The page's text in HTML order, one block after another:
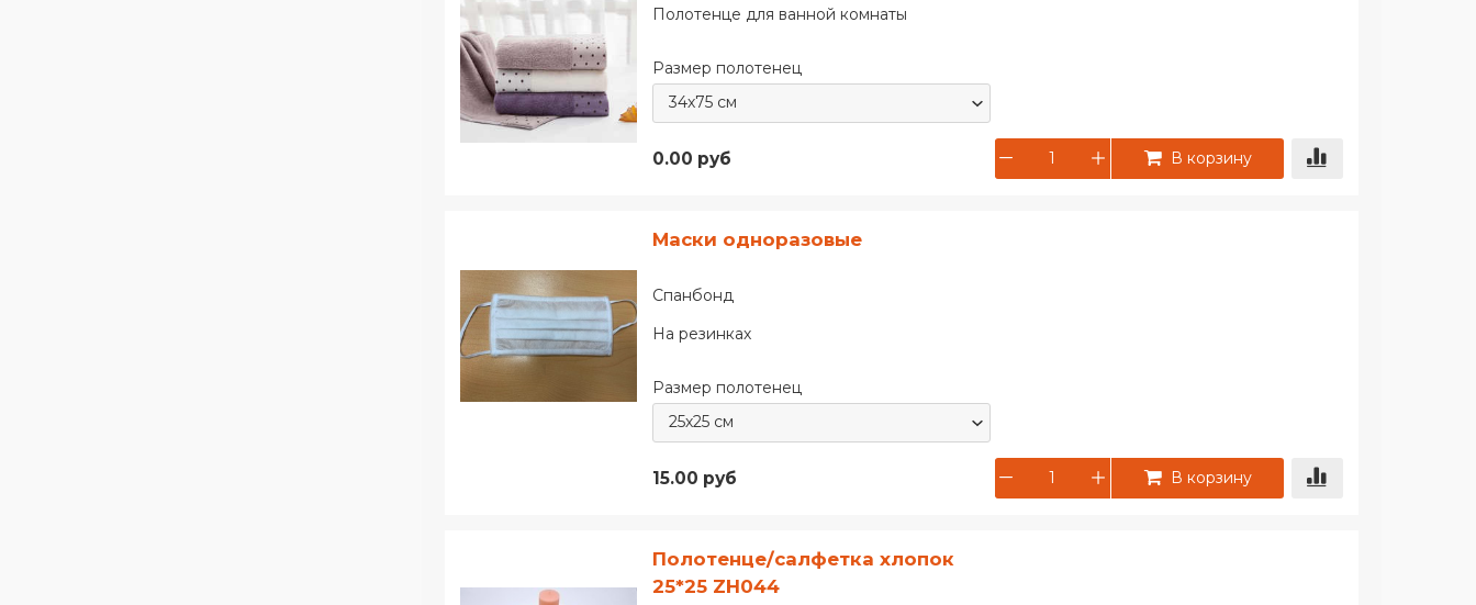
Полотенце для ванной комнаты
0.00 руб
Размер полотенец
В корзину
Маски одноразовые
Спанбонд
На резинках
15.00 руб
Размер полотенец
В корзину
Полотенце/салфетка хлопок
25*25 ZH044